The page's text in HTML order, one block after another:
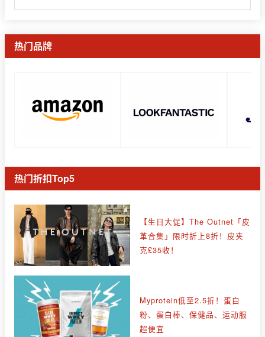
热门品牌
热门折扣Top5
【生日大促】The Outnet「皮
革合集」限时折上8折！皮夹
克£35收！
Myprotein低至2.5折！蛋白
粉、蛋白棒、保健品、运动服
超便宜